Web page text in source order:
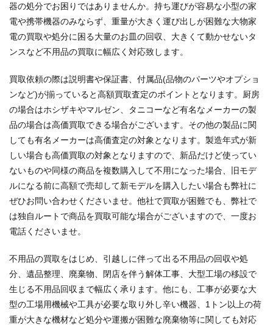
器の処分でお困りではありませんか。持ち運びが容易な小型の家
電や携帯機器のみならず、重量が大きく運び出しが困難な大物家
電の買取や処分に困る大量のお皿の回収、大きくて動かせないタ
ンスなど不用品の買取に幅広く対応致します。
買取依頼の際は説明書や保証書、付属品(品物のパーツやオプショ
ンなど)が揃っていると高額買取査定のポイントとなります。厨房
の場合はホシザキやマルゼン、タニコーなど有名なメーカーの製
品の場合は高価買取できる場合がございます。その他の製品に関
しても有名メーカーは高価査定の対象となります。製造年式が新
しい場合も高価買取の対象となりますので、新品だけど使ってい
ないものや同様の商品を複数購入して不用になった場合、旧モデ
ルになる前に高額で売却して新モデルを購入したい場合も弊社に
ぜひお問い合わせくださいませ。他社で買取が困難でも、弊社で
は独自ルートで商品を買取可能な場合がございますので、一度お
電話くださいませ。
不用品の買取をはじめ、引越しに伴って出る不用品の回収や処
分、遺品整理、廃棄物、閉店を伴う解体工事、大型工場の移設で
生じる不用品回収まで幅広く承ります。他にも、工事が必要な大
型の工場用機械や工具が必要な取り外し辛い機器、1トン以上の荷
重が大きな機材など処分や運搬が困難な廃棄物等に関しても対応